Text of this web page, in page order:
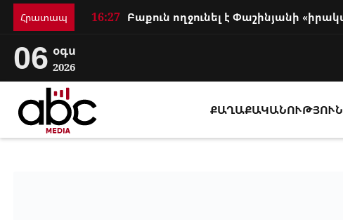
Հրատապ 16:27
06 օգս
2026
ՔԱՂԱՔԱԿԱՆՈՒԹՅՈՒՆ